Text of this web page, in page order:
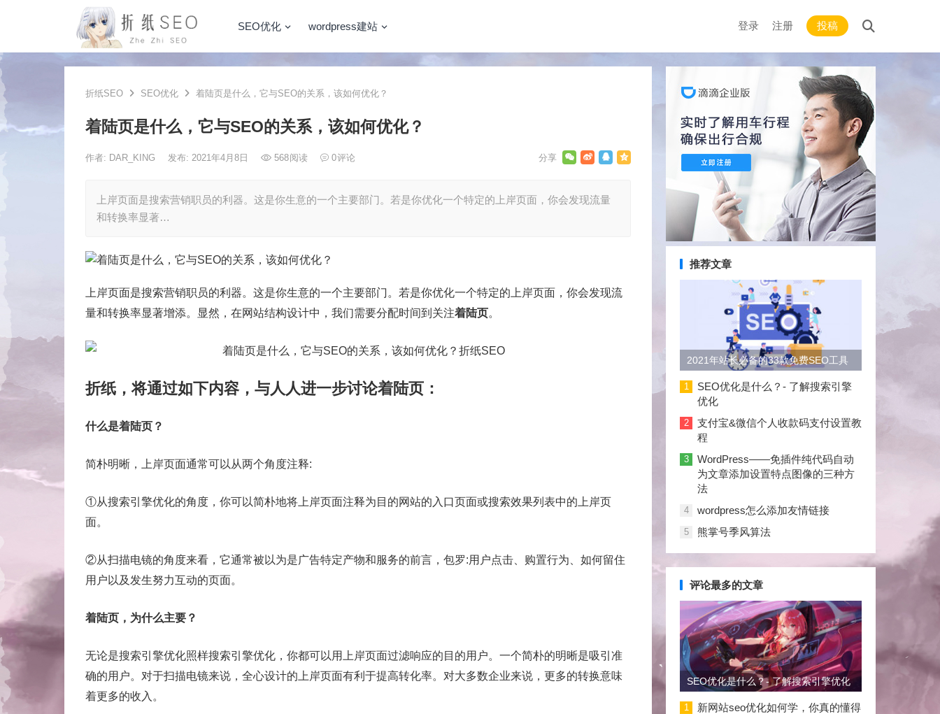
SEO优化 wordpress建站 登录 注册 投稿
折纸SEO SEO优化 着陆页是什么，它与SEO的关系，该如何优化？
着陆页是什么，它与SEO的关系，该如何优化？
作者: DAR_KING 发布: 2021年4月8日 568阅读 0评论
上岸页面是搜索营销职员的利器。这是你生意的一个主要部门。若是你优化一个特定的上岸页面，你会发现流量
和转换率显著…
上岸页面是搜索营销职员的利器。这是你生意的一个主要部门。若是你优化一个特定的上岸页面，你会发现流
量和转换率显著增添。显然，在网站结构设计中，我们需要分配时间到关注着陆页。
折纸，将通过如下内容，与人人进一步讨论着陆页：
什么是着陆页？
简朴明晰，上岸页面通常可以从两个角度注释:
①从搜索引擎优化的角度，你可以简朴地将上岸页面注释为目的网站的入口页面或搜索效果列表中的上岸页
面。
②从扫描电镜的角度来看，它通常被以为是广告特定产物和服务的前言，包罗:用户点击、购置行为、如何留住
用户以及发生努力互动的页面。
着陆页，为什么主要？
无论是搜索引擎优化照样搜索引擎优化，你都可以用上岸页面过滤响应的目的用户。一个简朴的明晰是吸引准
确的用户。对于扫描电镜来说，全心设计的上岸页面有利于提高转化率。对大多数企业来说，更多的转换意味
着更多的收入。
推荐文章
2021年站长必备的33款免费SEO工具
大合集
1
SEO优化是什么？- 了解搜索引擎
优化
2
支付宝&微信个人收款码支付设置教
程
3
WordPress——免插件纯代码自动
为文章添加设置特点图像的三种方
法
4 wordpress怎么添加友情链接
5 熊掌号季风算法
评论最多的文章
SEO优化是什么？- 了解搜索引擎优化
1
新网站seo优化如何学，你真的懂得